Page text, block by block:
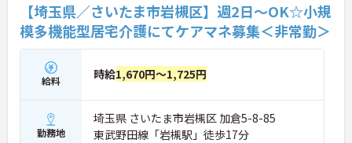
【埼玉県／さいたま市岩槻区】週2日～OK☆小規
模多機能型居宅介護にてケアマネ募集＜非常勤＞
給料 時給1,670円～1,725円
勤務地
埼玉県 さいたま市岩槻区 加倉5-8-85
東武野田線「岩槻駅」徒歩17分